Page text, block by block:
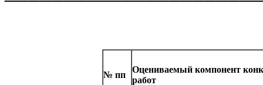
№ пп
Оцениваемый компонент
работ